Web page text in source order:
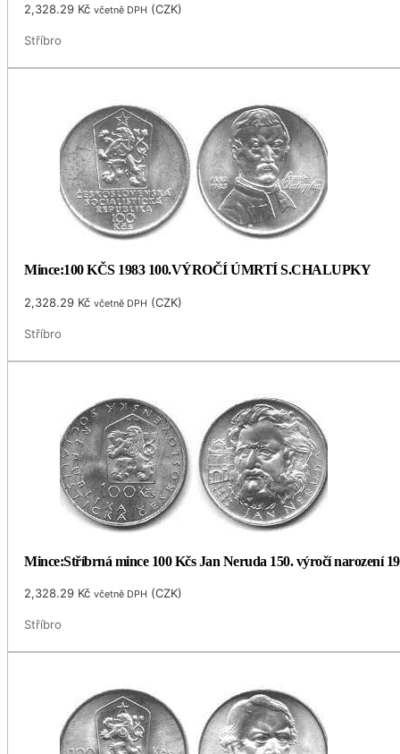
2,328.29 Kč včetně DPH (CZK)
Stříbro
Mince:100 KČS 1983 100.VÝROČÍ ÚMRTÍ S.CHALUPKY
2,328.29 Kč včetně DPH (CZK)
Stříbro
Mince:Stříbrná mince 100 Kčs Jan Neruda 150. výročí narození
2,328.29 Kč včetně DPH (CZK)
Stříbro